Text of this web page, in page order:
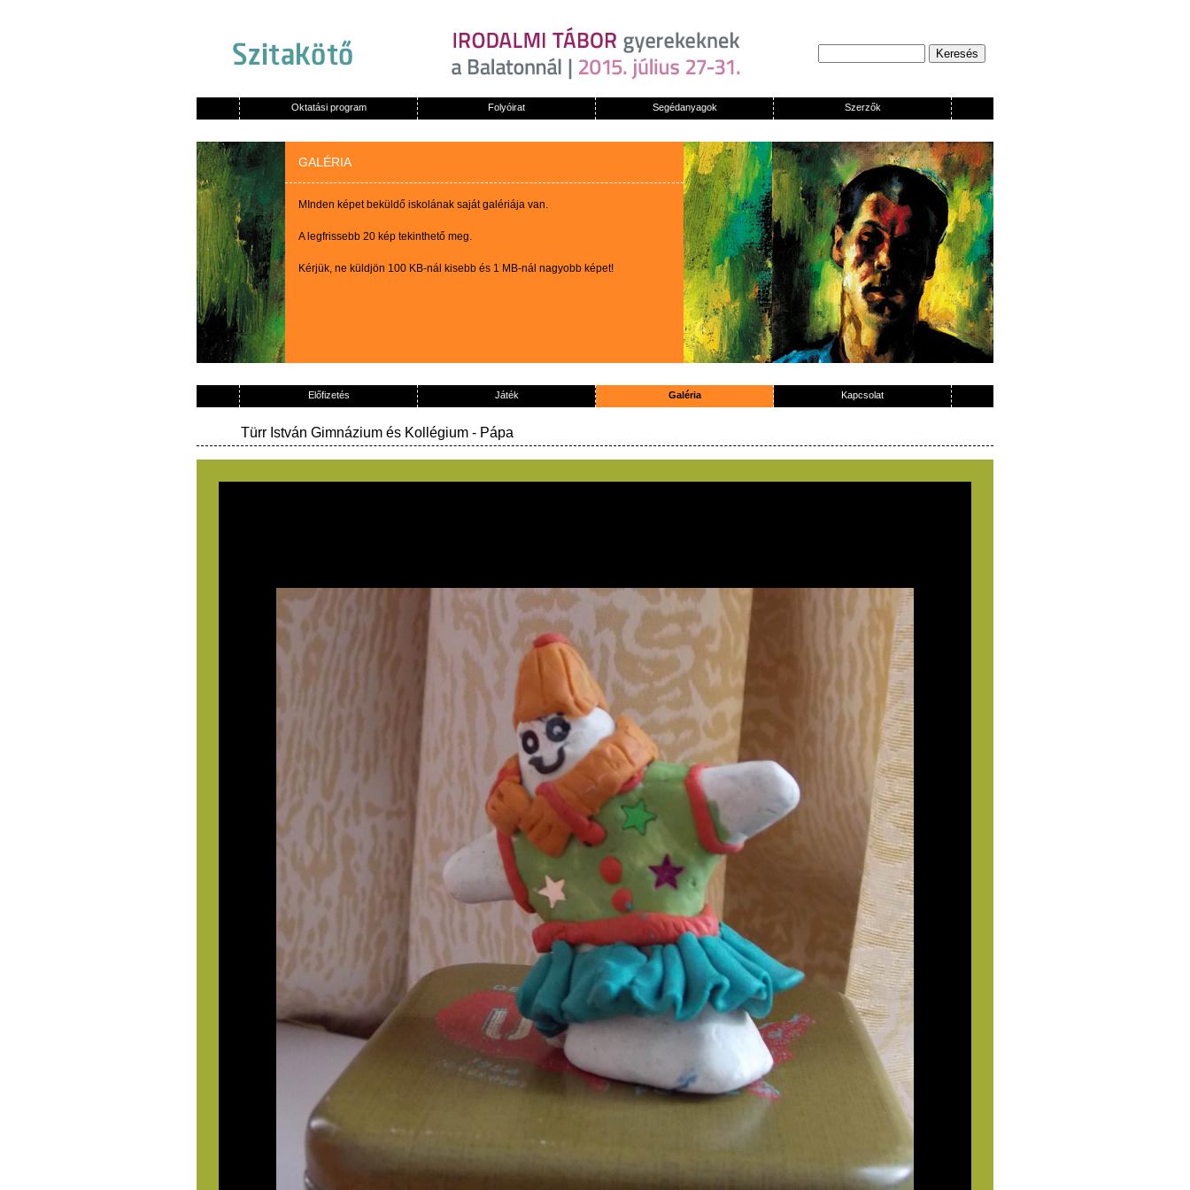
Oktatási program Folyóirat Segédanyagok Szerzők
GALÉRIA
MInden képet beküldő iskolának saját galériája van.
A legfrissebb 20 kép tekinthető meg.
Kérjük, ne küldjön 100 KB-nál kisebb és 1 MB-nál nagyobb képet!
Előfizetés Játék Galéria Kapcsolat
Türr István Gimnázium és Kollégium - Pápa